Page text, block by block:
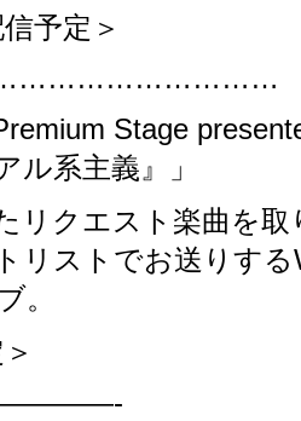
予定＞
Stage
ル系主義』」
リクエスト楽曲を取
リストでお送りす
。